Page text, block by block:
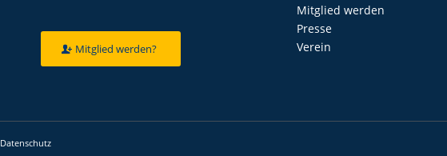
Mitglied werden?
Mitglied werden
Presse
Verein
Datenschutz